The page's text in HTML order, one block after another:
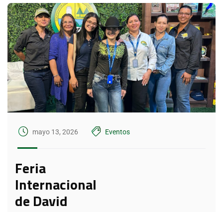
mayo 13, 2026 Eventos
Feria
Internacional
de David